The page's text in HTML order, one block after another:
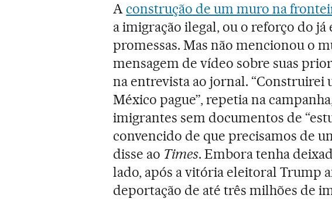
A construção de um muro na
a imigração ilegal, ou o reforço do já
promessas. Mas não mencionou o
mensagem de vídeo sobre suas
na entrevista ao jornal. “Construirei
México pague”, repetia na
imigrantes sem documentos de
convencido de que precisamos de
disse ao Times. Embora tenha
lado, após a vitória eleitoral Trump
deportação de até três milhões de